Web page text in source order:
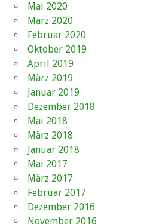
Mai 2020
März 2020
Februar 2020
Oktober 2019
April 2019
März 2019
Januar 2019
Dezember 2018
Mai 2018
März 2018
Januar 2018
Mai 2017
März 2017
Februar 2017
Dezember 2016
November 2016